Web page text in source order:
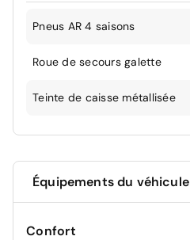
Pneus AR 4 saisons
Roue de secours galette
Teinte de caisse métallisée
Équipements du véhicule
Confort